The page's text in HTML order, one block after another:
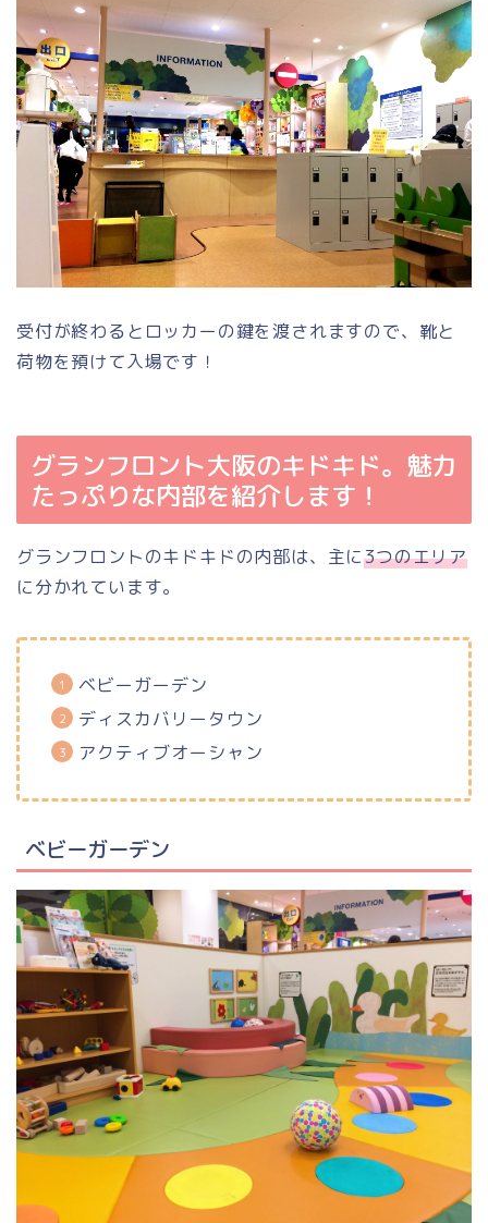
受付が終わるとロッカーの鍵を渡されますので、靴と
荷物を預けて入場です！
グランフロント大阪のキドキド。魅力
たっぷりな内部を紹介します！
グランフロントのキドキドの内部は、主に3つのエリア
に分かれています。
ベビーガーデン
ディスカバリータウン
アクティブオーシャン
ベビーガーデン